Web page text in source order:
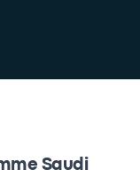
Saudi